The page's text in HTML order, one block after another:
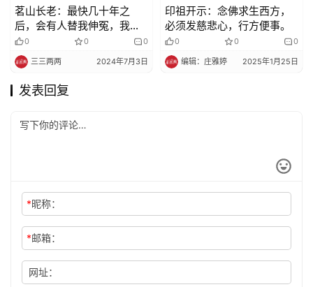
茗山长老：最快几十年之
后，会有人替我伸冤，我已
经早到极乐世界去作佛去了
0 0 0
三三两两 2024年7月3日
印祖开示：念佛求生西方，
必须发慈悲心，行方便事。
0 0 0
编辑：庄雅婷 2025年1月25日
发表回复
*昵称：
*邮箱：
网址：